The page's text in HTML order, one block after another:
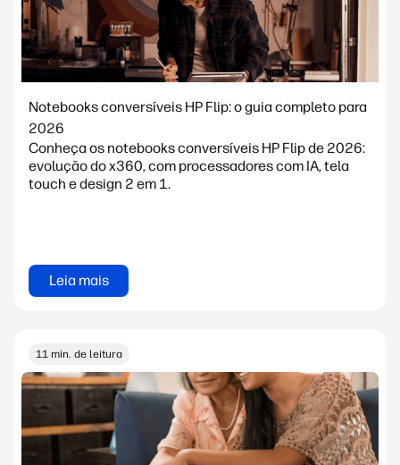
Notebooks conversíveis HP Flip: o guia completo para
2026
Conheça os notebooks conversíveis HP Flip de 2026:
evolução do x360, com processadores com IA, tela
touch e design 2 em 1.
Leia mais
11 min. de leitura